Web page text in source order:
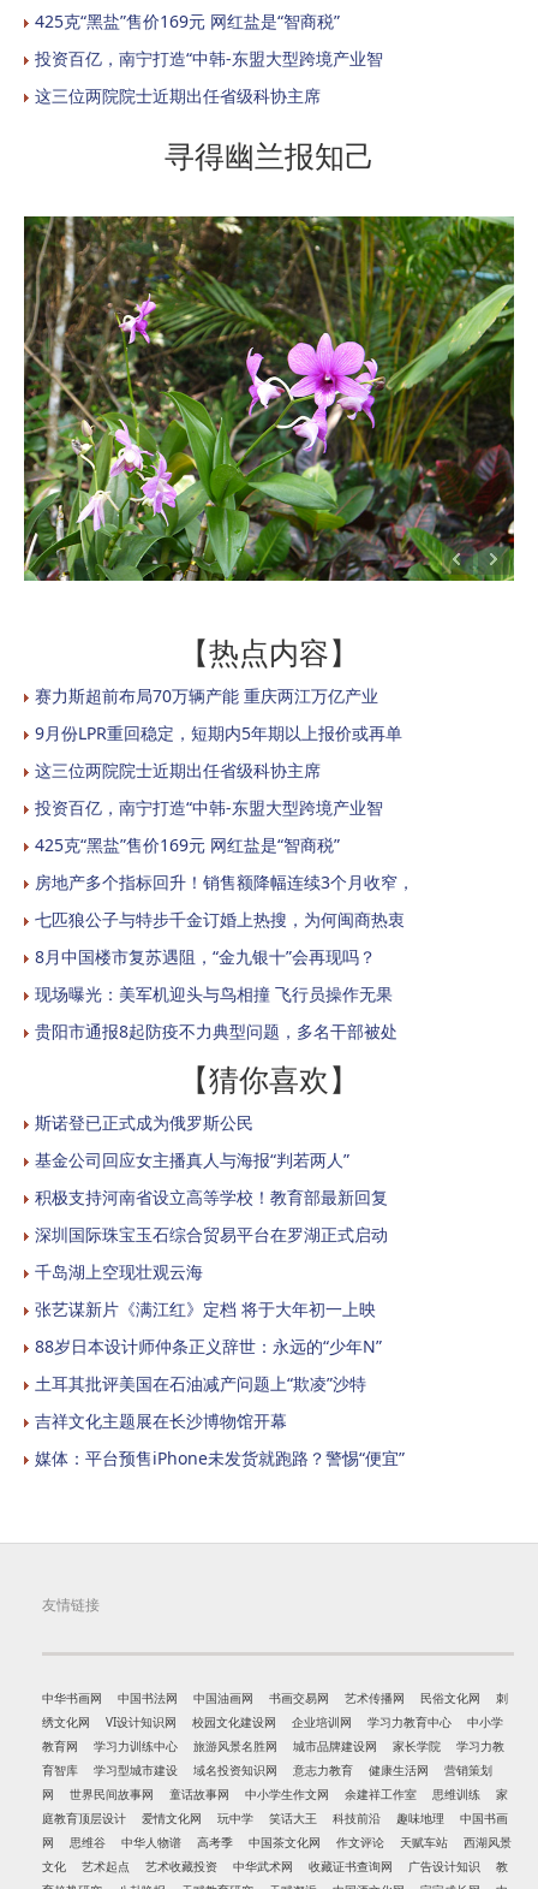
425克“黑盐”售价169元 网红盐是“智商税”
投资百亿，南宁打造“中韩-东盟大型跨境产业智
这三位两院院士近期出任省级科协主席
寻得幽兰报知己
【热点内容】
赛力斯超前布局70万辆产能 重庆两江万亿产业
9月份LPR重回稳定，短期内5年期以上报价或再单
这三位两院院士近期出任省级科协主席
投资百亿，南宁打造“中韩-东盟大型跨境产业智
425克“黑盐”售价169元 网红盐是“智商税”
房地产多个指标回升！销售额降幅连续3个月收窄，
七匹狼公子与特步千金订婚上热搜，为何闽商热衷
8月中国楼市复苏遇阻，“金九银十”会再现吗？
现场曝光：美军机迎头与鸟相撞 飞行员操作无果
贵阳市通报8起防疫不力典型问题，多名干部被处
【猜你喜欢】
斯诺登已正式成为俄罗斯公民
基金公司回应女主播真人与海报“判若两人”
积极支持河南省设立高等学校！教育部最新回复
深圳国际珠宝玉石综合贸易平台在罗湖正式启动
千岛湖上空现壮观云海
张艺谋新片《满江红》定档 将于大年初一上映
88岁日本设计师仲条正义辞世：永远的“少年N”
土耳其批评美国在石油减产问题上“欺凌”沙特
吉祥文化主题展在长沙博物馆开幕
媒体：平台预售iPhone未发货就跑路？警惕“便宜”
友情链接
中华书画网 中国书法网 中国油画网 书画交易网 艺术传播网 民俗文化网
刺
绣文化网
VI设计知识网 校园文化建设网 企业培训网 学习力教育中心
中小学
教育网
学习力训练中心 旅游风景名胜网 城市品牌建设网 家长学院
学习力教
育智库
学习型城市建设 域名投资知识网 意志力教育 健康生活网
营销策划
网
世界民间故事网 童话故事网 中小学生作文网 余建祥工作室 思维训练
家
庭教育顶层设计
爱情文化网 玩中学 笑话大王 科技前沿 趣味地理
中国书画
网
思维谷 中华人物谱 高考季 中国茶文化网 作文评论 天赋车站
西湖风景
文化
艺术起点 艺术收藏投资 中华武术网 收藏证书查询网 广告设计知识
教